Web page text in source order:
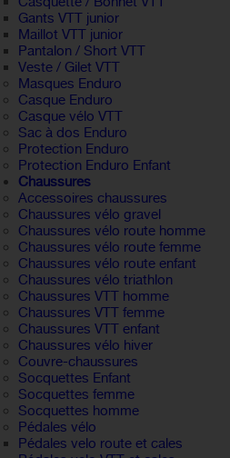
Gants VTT junior
Maillot VTT junior
Pantalon / Short VTT
Veste / Gilet VTT
Masques Enduro
Casque Enduro
Casque vélo VTT
Sac à dos Enduro
Protection Enduro
Protection Enduro Enfant
Chaussures
Accessoires chaussures
Chaussures vélo gravel
Chaussures vélo route homme
Chaussures vélo route femme
Chaussures vélo route enfant
Chaussures vélo triathlon
Chaussures VTT homme
Chaussures VTT femme
Chaussures VTT enfant
Chaussures vélo hiver
Couvre-chaussures
Socquettes Enfant
Socquettes femme
Socquettes homme
Pédales vélo
Pédales velo route et cales